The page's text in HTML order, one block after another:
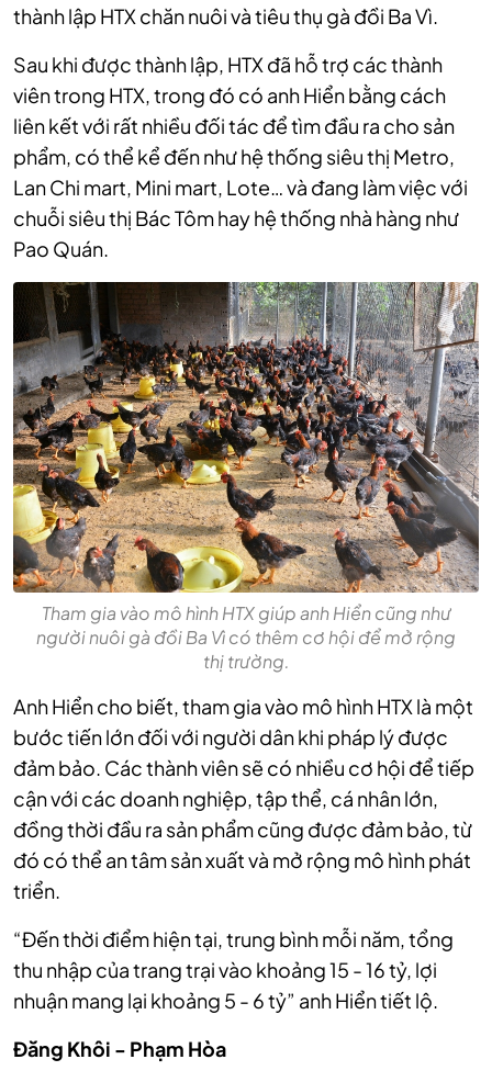
thành lập HTX chăn nuôi và tiêu thụ gà đồi Ba Vì.
Sau khi được thành lập, HTX đã hỗ trợ các thành
viên trong HTX, trong đó có anh Hiển bằng cách
liên kết với rất nhiều đối tác để tìm đầu ra cho sản
phẩm, có thể kể đến như hệ thống siêu thị Metro,
Lan Chi mart, Mini mart, Lote… và đang làm việc với
chuỗi siêu thị Bác Tôm hay hệ thống nhà hàng như
Pao Quán.
Tham gia vào mô hình HTX giúp anh Hiển cũng như
người nuôi gà đồi Ba Vì có thêm cơ hội để mở rộng
thị trường.
Anh Hiển cho biết, tham gia vào mô hình HTX là một
bước tiến lớn đối với người dân khi pháp lý được
đảm bảo. Các thành viên sẽ có nhiều cơ hội để tiếp
cận với các doanh nghiệp, tập thể, cá nhân lớn,
đồng thời đầu ra sản phẩm cũng được đảm bảo, từ
đó có thể an tâm sản xuất và mở rộng mô hình phát
triển.
“Đến thời điểm hiện tại, trung bình mỗi năm, tổng
thu nhập của trang trại vào khoảng 15 - 16 tỷ, lợi
nhuận mang lại khoảng 5 - 6 tỷ” anh Hiển tiết lộ.
Đăng Khôi - Phạm Hòa